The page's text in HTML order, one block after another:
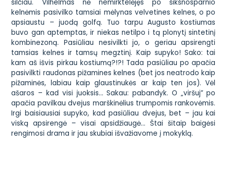
šilčiau. Vilhelmas nė nemirktelėjęs po šikšnosparnio
kelnėmis pasivilko tamsiai mėlynas velvetines kelnes, o po
apsiaustu – juodą golfą. Tuo tarpu Augusto kostiumas
buvo gan aptemptas, ir niekas netilpo i tą plonytį sintetinį
kombinezoną. Pasiūliau nesivilkti jo, o geriau apsirengti
tamsias kelnes ir tamsų megztinį. Kaip supyko! Sako: tai
kam aš išvis pirkau kostiumą?!?! Tada pasiūliau po apačia
pasivilkti raudonas pižamines kelnes (bet jos neatrodo kaip
pižaminės, labiau kaip glaustinukės ar kaip ten jos). Vėl
ašaros – kad visi juoksis… Sakau: pabandyk. O „viršuj” po
apačia pavilkau dvejus marškinėlius trumpomis rankovėmis.
Irgi baisiausiai supyko, kad pasiūliau dvejus, bet – jau kai
viską apsirengė – visai apsidžiaugė… Štai šitaip baigėsi
rengimosi drama ir jau skubiai išvažiavome į mokyklą.